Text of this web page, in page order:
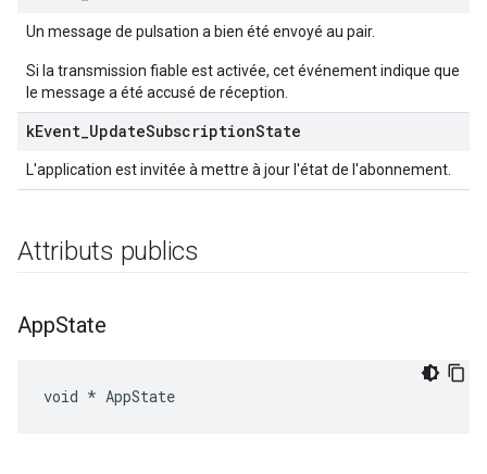
Un message de pulsation a bien été envoyé au pair.
Si la transmission fiable est activée, cet événement indique que
le message a été accusé de réception.
kEvent UpdateSubscriptionState
L'application est invitée à mettre à jour l'état de l'abonnement.
Attributs publics
AppState
void * AppState